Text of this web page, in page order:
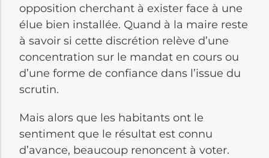
opposition cherchant à exister face à une
élue bien installée. Quand à la maire reste
à savoir si cette discrétion relève d’une
concentration sur le mandat en cours ou
d’une forme de confiance dans l’issue du
scrutin.
Mais alors que les habitants ont le
sentiment que le résultat est connu
d’avance, beaucoup renoncent à voter.